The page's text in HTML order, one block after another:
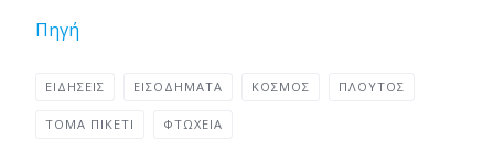
Πηγή
ΕΙΔΉΣΕΙΣ ΕΙΣΟΔΉΜΑΤΑ ΚΌΣΜΟΣ ΠΛΟΎΤΟΣ
ΤΟΜΆ ΠΙΚΕΤΊ ΦΤΩΧΕΙΑ